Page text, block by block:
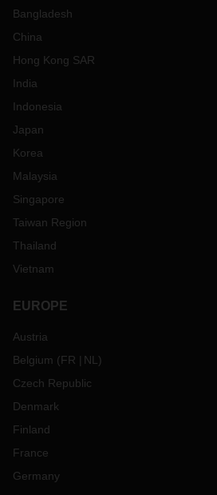
Bangladesh
China
Hong Kong SAR
India
Indonesia
Japan
Korea
Malaysia
Singapore
Taiwan Region
Thailand
Vietnam
EUROPE
Austria
Belgium (FR NL )
Czech Republic
Denmark
Finland
France
Germany